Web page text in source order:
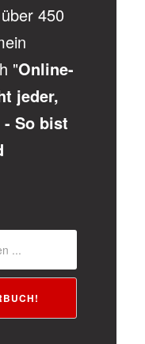
450
"Online-
jeder,
So bist